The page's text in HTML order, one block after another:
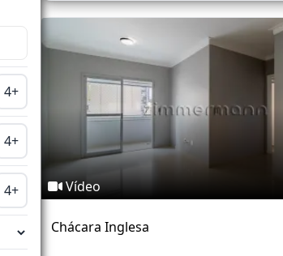
4+
4+
4+ Vídeo
Chácara Inglesa